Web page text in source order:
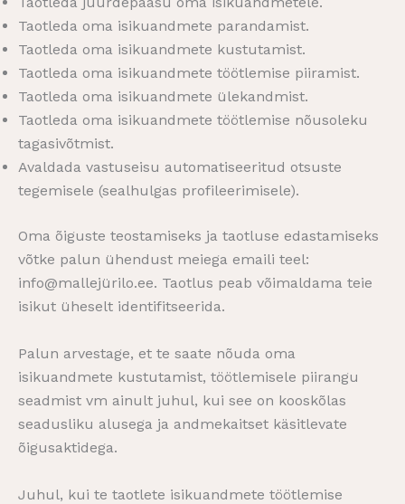
Taotleda oma isikuandmete parandamist.
Taotleda oma isikuandmete kustutamist.
Taotleda oma isikuandmete töötlemise piiramist.
Taotleda oma isikuandmete ülekandmist.
Taotleda oma isikuandmete töötlemise nõusoleku
tagasivõtmist.
Avaldada vastuseisu automatiseeritud otsuste
tegemisele (sealhulgas profileerimisele).
Oma õiguste teostamiseks ja taotluse edastamiseks
võtke palun ühendust meiega emaili teel:
info@mallejürilo.ee. Taotlus peab võimaldama teie
isikut üheselt identifitseerida.
Palun arvestage, et te saate nõuda oma
isikuandmete kustutamist, töötlemisele piirangu
seadmist vm ainult juhul, kui see on kooskõlas
seadusliku alusega ja andmekaitset käsitlevate
õigusaktidega.
Juhul, kui te taotlete isikuandmete töötlemise